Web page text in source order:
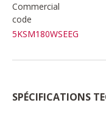
Commercial
code
5KSM180WSEEG
SPÉCIFICATIONS